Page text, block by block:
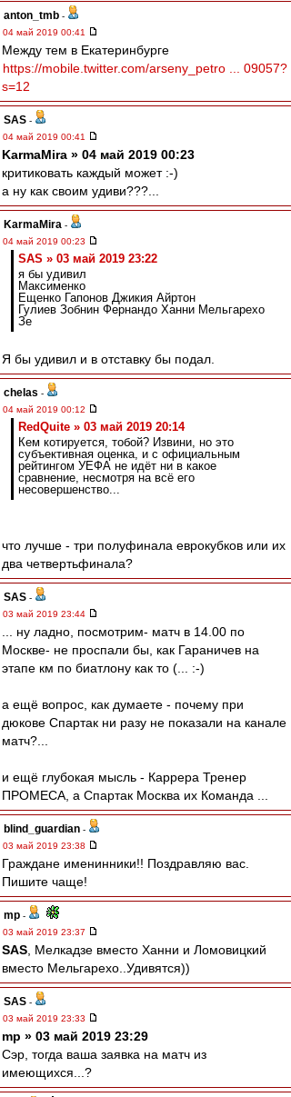
anton_tmb -
04 май 2019 00:41
Между тем в Екатеринбурге
https://mobile.twitter.com/arseny_petro ... 09057?
s=12
SAS -
04 май 2019 00:41
KarmaMira » 04 май 2019 00:23
критиковать каждый может :-)
а ну как своим удиви???...
KarmaMira -
04 май 2019 00:23
SAS » 03 май 2019 23:22
я бы удивил
Максименко
Ещенко Гапонов Джикия Айртон
Гулиев Зобнин Фернандо Ханни Мельгарехо
Зе
Я бы удивил и в отставку бы подал.
chelas -
04 май 2019 00:12
RedQuite » 03 май 2019 20:14
Кем котируется, тобой? Извини, но это
субъективная оценка, и с официальным
рейтингом УЕФА не идёт ни в какое
сравнение, несмотря на всё его
несовершенство...
что лучше - три полуфинала еврокубков или их
два четвертьфинала?
SAS -
03 май 2019 23:44
... ну ладно, посмотрим- матч в 14.00 по
Москве- не проспали бы, как Гараничев на
этапе км по биатлону как то (... :-)
а ещё вопрос, как думаете - почему при
дюкове Спартак ни разу не показали на канале
матч?...
и ещё глубокая мысль - Каррера Тренер
ПРОМЕСА, а Спартак Москва их Команда ...
blind_guardian -
03 май 2019 23:38
Граждане именинники!! Поздравляю вас.
Пишите чаще!
mp -
03 май 2019 23:37
SAS , Мелкадзе вместо Ханни и Ломовицкий
вместо Мельгарехо..Удивятся))
SAS -
03 май 2019 23:33
mp » 03 май 2019 23:29
Сэр, тогда ваша заявка на матч из
имеющихся...?